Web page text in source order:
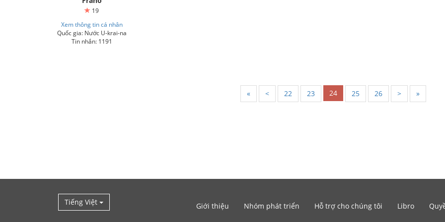
19
Xem thông tin cá nhân
Quốc gia: Nước U-krai-na
Tin nhắn: 1191
« < 22 23 24 25 26 > »
Tiếng Việt Giới thiệu Nhóm phát triển Hỗ trợ cho chúng tôi Libro